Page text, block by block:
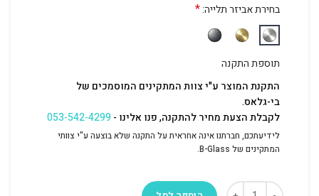
בחירת אביזר תלייה:*
תוספת התקנה
התקנת המוצר ע"י צוות המתקינים המוסמכים של
בי-גלאס.
לקבלת הצעת מחיר להתקנה, פנו אלינו -053-542-4299
לידיעתכם, חברתנו אינה אחראית על התקנה שלא בוצעה ע"י צוותי
המתקינים של B-Glass.